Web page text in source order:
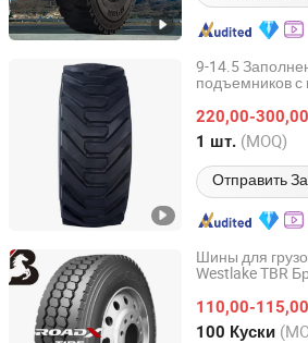
9-14.5
подъемников
220,00-
1 шт. (MOQ)
Отправить
JIANGSU TOPOWER TYRE CO., LTD.
Jiangsu, China с 2022
Шины для
Westlake TBR
110,00-
100 Куски
FEDIMA TYRE CO.,LTD.
Shandong, China с 2024